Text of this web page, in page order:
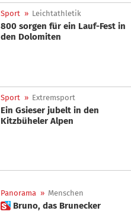
Sport » Leichtathletik
800 sorgen für ein Lauf-Fest in
den Dolomiten
Sport » Extremsport
Ein Gsieser jubelt in den
Kitzbüheler Alpen
Panorama » Menschen
 Bruno, das Brunecker